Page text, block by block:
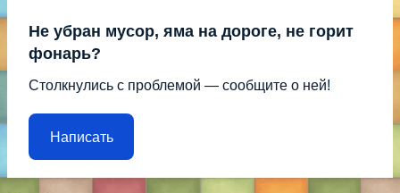
Не убран мусор, яма на дороге, не горит
фонарь?
Столкнулись с проблемой — сообщите о ней!
Написать